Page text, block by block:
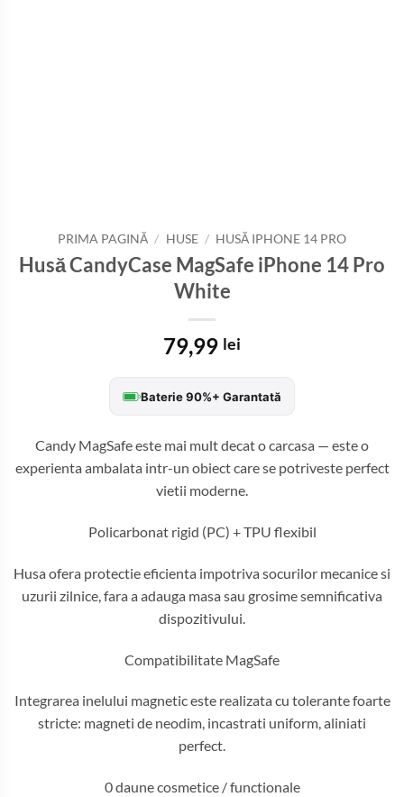
PRIMA PAGINĂ / HUSE / HUSĂ IPHONE 14 PRO
Husă CandyCase MagSafe iPhone 14 Pro
White
79,99 lei
Baterie 90%+ Garantată
Candy MagSafe este mai mult decat o carcasa — este o
experienta ambalata intr-un obiect care se potriveste perfect
vietii moderne.
Policarbonat rigid (PC) + TPU flexibil
Husa ofera protectie eficienta impotriva socurilor mecanice si
uzurii zilnice, fara a adauga masa sau grosime semnificativa
dispozitivului.
Compatibilitate MagSafe
Integrarea inelului magnetic este realizata cu tolerante foarte
stricte: magneti de neodim, incastrati uniform, aliniati
perfect.
0 daune cosmetice / functionale